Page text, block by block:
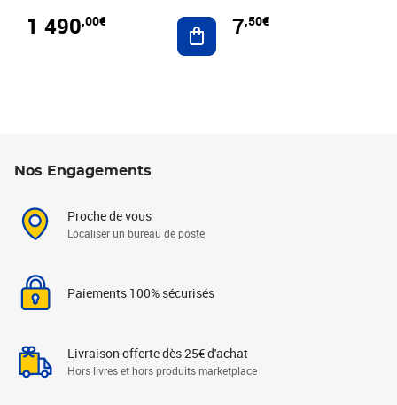
1 490,00€ Ajouter au panier
7,50€
Nos Engagements
Proche de vous
Localiser un bureau de poste
Paiements 100% sécurisés
Livraison offerte dès 25€ d'achat
Hors livres et hors produits marketplace